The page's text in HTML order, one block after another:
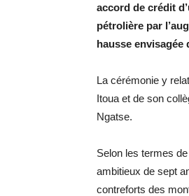
accord de crédit
pétrolière par
hausse envisagée
La cérémonie y
Itoua et de son
Ngatse.
Selon les termes
ambitieux de sept
contreforts des